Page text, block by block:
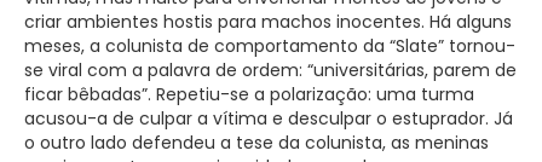
criar ambientes hostis para machos inocentes. Há alguns
meses, a colunista de comportamento da “Slate” tornou-
se viral com a palavra de ordem: “universitárias, parem de
ficar bêbadas”. Repetiu-se a polarização: uma turma
acusou-a de culpar a vítima e desculpar o estuprador. Já
o outro lado defendeu a tese da colunista, as meninas